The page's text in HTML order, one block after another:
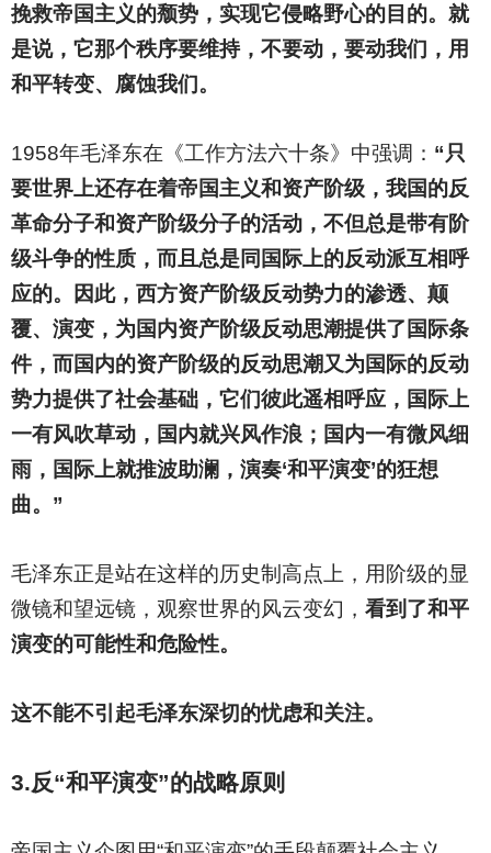
挽救帝国主义的颓势，实现它侵略野心的目的。就
是说，它那个秩序要维持，不要动，要动我们，用
和平转变、腐蚀我们。
1958年毛泽东在《工作方法六十条》中强调： “只
要世界上还存在着帝国主义和资产阶级，我国的反
革命分子和资产阶级分子的活动，不但总是带有阶
级斗争的性质，而且总是同国际上的反动派互相呼
应的。因此，西方资产阶级反动势力的渗透、颠
覆、演变，为国内资产阶级反动思潮提供了国际条
件，而国内的资产阶级的反动思潮又为国际的反动
势力提供了社会基础，它们彼此遥相呼应，国际上
一有风吹草动，国内就兴风作浪；国内一有微风细
雨，国际上就推波助澜，演奏‘和平演变’的狂想
曲。”
毛泽东正是站在这样的历史制高点上，用阶级的显
微镜和望远镜，观察世界的风云变幻， 看到了和平
演变的可能性和危险性。
这不能不引起毛泽东深切的忧虑和关注。
3.反“和平演变”的战略原则